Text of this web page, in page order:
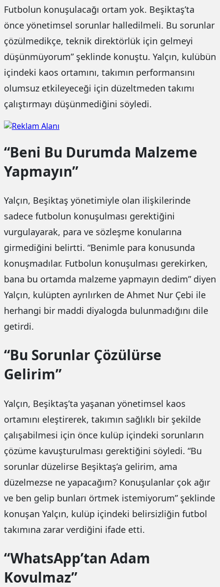
Futbolun konuşulacağı ortam yok. Beşiktaş’ta
önce yönetimsel sorunlar halledilmeli. Bu sorunlar
çözülmedikçe, teknik direktörlük için gelmeyi
düşünmüyorum” şeklinde konuştu. Yalçın, kulübün
içindeki kaos ortamını, takımın performansını
olumsuz etkileyeceği için düzeltmeden takımı
çalıştırmayı düşünmediğini söyledi.
“Beni Bu Durumda Malzeme
Yapmayın”
Yalçın, Beşiktaş yönetimiyle olan ilişkilerinde
sadece futbolun konuşulması gerektiğini
vurgulayarak, para ve sözleşme konularına
girmediğini belirtti. “Benimle para konusunda
konuşmadılar. Futbolun konuşulması gerekirken,
bana bu ortamda malzeme yapmayın dedim” diyen
Yalçın, kulüpten ayrılırken de Ahmet Nur Çebi ile
herhangi bir maddi diyalogda bulunmadığını dile
getirdi.
“Bu Sorunlar Çözülürse
Gelirim”
Yalçın, Beşiktaş’ta yaşanan yönetimsel kaos
ortamını eleştirerek, takımın sağlıklı bir şekilde
çalışabilmesi için önce kulüp içindeki sorunların
çözüme kavuşturulması gerektiğini söyledi. “Bu
sorunlar düzelirse Beşiktaş’a gelirim, ama
düzelmezse ne yapacağım? Konuşulanlar çok ağır
ve ben gelip bunları örtmek istemiyorum” şeklinde
konuşan Yalçın, kulüp içindeki belirsizliğin futbol
takımına zarar verdiğini ifade etti.
“WhatsApp’tan Adam
Kovulmaz”